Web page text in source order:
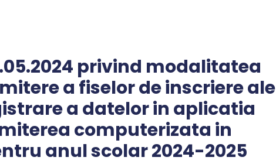
privind modalitatea
a fiselor de inscriere ale
a datelor in aplicatia
computerizata in
anul scolar 2024-2025